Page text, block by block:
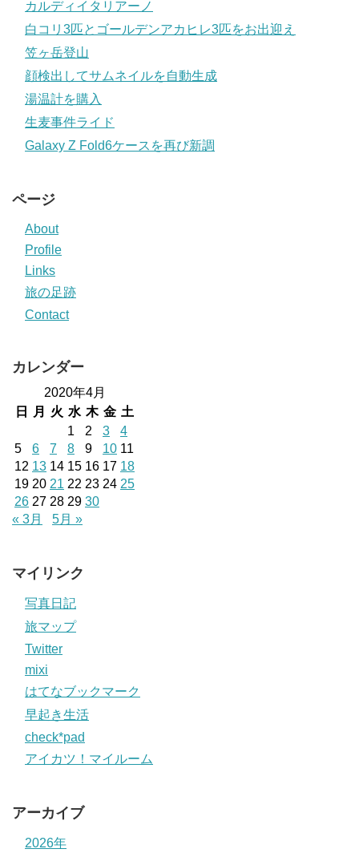
カルディイタリアーノ
白コリ3匹とゴールデンアカヒレ3匹をお出迎え
笠ヶ岳登山
顔検出してサムネイルを自動生成
湯温計を購入
生麦事件ライド
Galaxy Z Fold6ケースを再び新調
ページ
About
Profile
Links
旅の足跡
Contact
カレンダー
2020年4月
日
月 火 水 木 金 土
1
2 3
4
5
6 7 8 9 10 11
12 13 14 15 16 17 18
19 20 21 22 23 24 25
26 27 28 29 30
« 3月
5月 »
マイリンク
写真日記
旅マップ
Twitter
mixi
はてなブックマーク
早起き生活
check*pad
アイカツ！マイルーム
アーカイブ
2026年